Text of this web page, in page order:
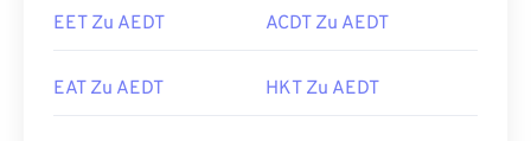
EET Zu AEDT ACDT Zu AEDT
EAT Zu AEDT HKT Zu AEDT